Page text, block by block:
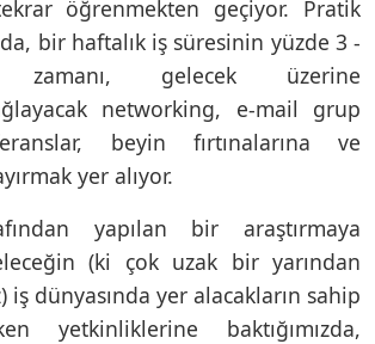
öğrenmekten geçiyor. Pratik
bir haftalık iş süresinin yüzde 3 -
gelecek üzerine
networking, e-mail grup
beyin fırtınalarına ve
yer alıyor.
yapılan bir araştırmaya
(ki çok uzak bir yarından
iş dünyasında yer alacakların sahip
yetkinliklerine baktığımızda,